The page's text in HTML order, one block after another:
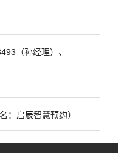
（孙经理）、
：启辰智慧预约）